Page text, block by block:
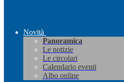
Novità
Panoramica
Le notizie
Le circolari
Calendario eventi
Albo online